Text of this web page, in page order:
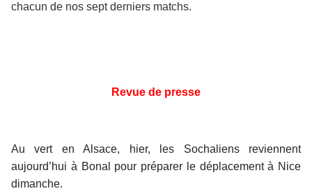
chacun de nos sept derniers matchs.
Revue de presse
Au vert en Alsace, hier, les Sochaliens reviennent
aujourd’hui à Bonal pour préparer le déplacement à Nice
dimanche.